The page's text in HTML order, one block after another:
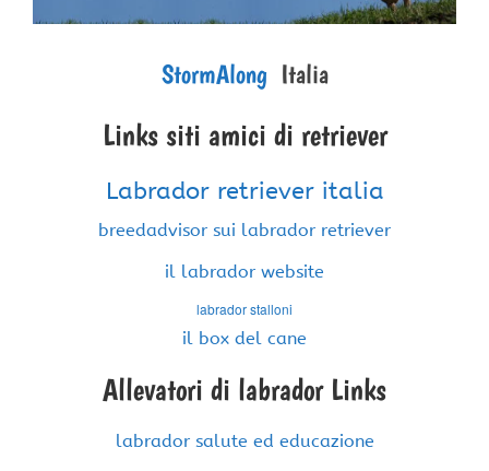
StormAlong Italia
Links siti amici di retriever
Labrador retriever italia
breedadvisor sui labrador retriever
il labrador website
labrador stalloni
il box del cane
Allevatori di labrador Links
labrador salute ed educazione